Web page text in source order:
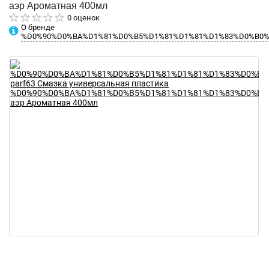
аэр Ароматная 400мл
0 оценок
О бренде